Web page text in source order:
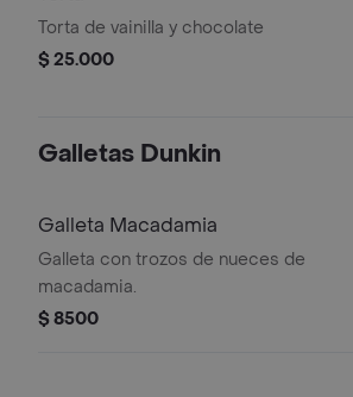
Torta de vainilla y chocolate
$ 25.000
Galletas Dunkin
Galleta Macadamia
Galleta con trozos de nueces de
macadamia.
$ 8500